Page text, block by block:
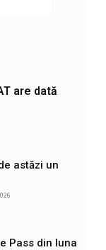
are dată
astăzi un
Pass din luna